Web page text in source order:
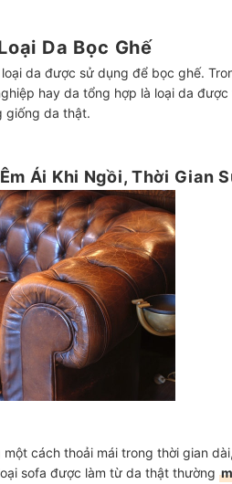
Da Bọc Ghế
da được sử dụng để bọc ghế.
hay da tổng hợp là loại da
giống da thật.
Ái Khi Ngồi, Thời Gian
cách thoải mái trong thời gian
sofa được làm từ da thật thường